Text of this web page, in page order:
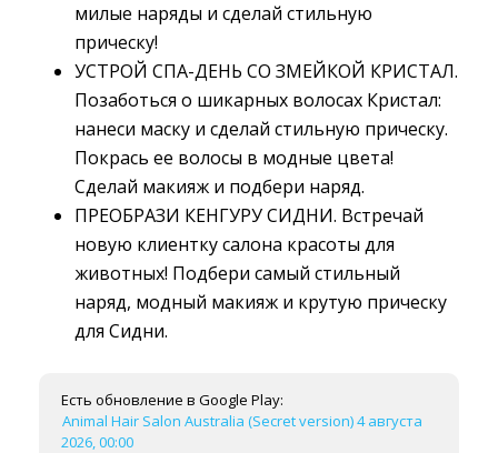
милые наряды и сделай стильную
прическу!
УСТРОЙ СПА-ДЕНЬ СО ЗМЕЙКОЙ КРИСТАЛ.
Позаботься о шикарных волосах Кристал:
нанеси маску и сделай стильную прическу.
Покрась ее волосы в модные цвета!
Сделай макияж и подбери наряд.
ПРЕОБРАЗИ КЕНГУРУ СИДНИ. Встречай
новую клиентку салона красоты для
животных! Подбери самый стильный
наряд, модный макияж и крутую прическу
для Сидни.
Есть обновление в Google Play:
Animal Hair Salon Australia (Secret version) 4 августа
2026, 00:00